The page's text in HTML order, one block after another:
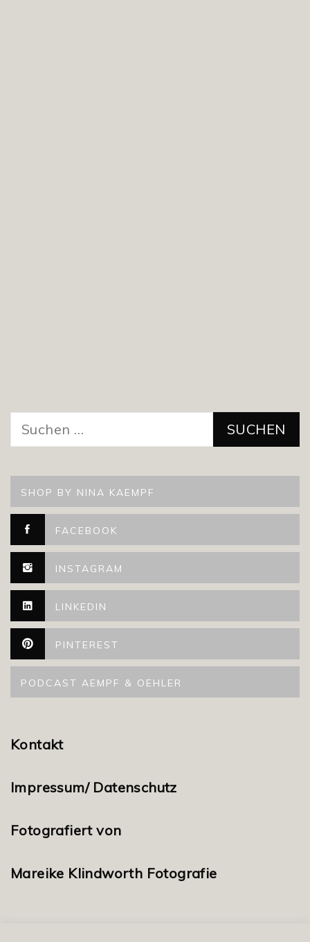
nach:
SHOP BY NINA KAEMPF
FACEBOOK
INSTAGRAM
LINKEDIN
PINTEREST
PODCAST AEMPF & OEHLER
Kontakt
Impressum/ Datenschutz
Fotografiert von
Mareike Klindworth Fotografie